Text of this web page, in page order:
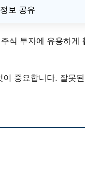
보 공유
식 투자에 유용하게
중요합니다. 잘못